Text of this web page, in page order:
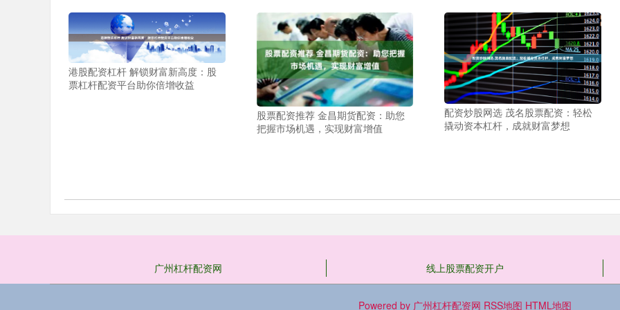
港股配资杠杆 解锁财富新高度：股
票杠杆配资平台助你倍增收益
股票配资推荐 金昌期货配资：助您
把握市场机遇，实现财富增值
配资炒股网选 茂名股票配资：轻松
撬动资本杠杆，成就财富梦想
广州杠杆配资网 线上股票配资开户
Powered by 广州杠杆配资网 RSS地图 HTML地图